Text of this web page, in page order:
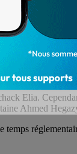
Elia.
Ahmed